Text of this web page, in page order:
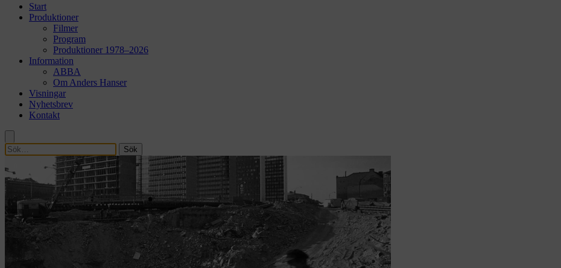
Start
Produktioner
Filmer
Program
Produktioner 1978–2026
Information
ABBA
Om Anders Hanser
Visningar
Nyhetsbrev
Kontakt
Sök